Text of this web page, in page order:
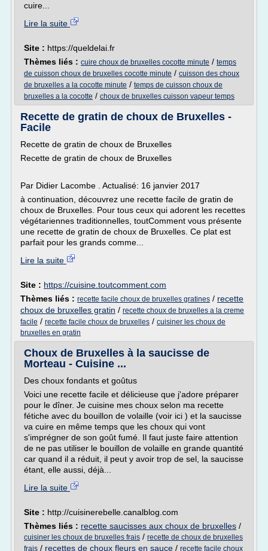
cuire...
Lire la suite
Site : https://queldelai.fr
Thèmes liés : cuire choux de bruxelles cocotte minute / temps
de cuisson choux de bruxelles cocotte minute / cuisson des choux
de bruxelles a la cocotte minute / temps de cuisson choux de
bruxelles a la cocotte / choux de bruxelles cuisson vapeur temps
Recette de gratin de choux de Bruxelles -
Facile
Recette de gratin de choux de Bruxelles
Recette de gratin de choux de Bruxelles
Par Didier Lacombe . Actualisé: 16 janvier 2017
à continuation, découvrez une recette facile de gratin de
choux de Bruxelles. Pour tous ceux qui adorent les recettes
végétariennes traditionnelles, toutComment vous présente
une recette de gratin de choux de Bruxelles. Ce plat est
parfait pour les grands comme...
Lire la suite
Site : https://cuisine.toutcomment.com
Thèmes liés : recette facile choux de bruxelles gratines / recette
choux de bruxelles gratin / recette choux de bruxelles a la creme
facile / recette facile choux de bruxelles / cuisiner les choux de
bruxelles en gratin
Choux de Bruxelles à la saucisse de
Morteau - Cuisine ...
Des choux fondants et goûtus
Voici une recette facile et délicieuse que j'adore préparer
pour le dîner. Je cuisine mes choux selon ma recette
fétiche avec du bouillon de volaille (voir ici ) et la saucisse
va cuire en même temps que les choux qui vont
s'imprégner de son goût fumé. Il faut juste faire attention
de ne pas utiliser le bouillon de volaille en grande quantité
car quand il a réduit, il peut y avoir trop de sel, la saucisse
étant, elle aussi, déjà...
Lire la suite
Site : http://cuisinerebelle.canalblog.com
Thèmes liés : recette saucisses aux choux de bruxelles /
cuisiner les choux de bruxelles frais / recette de choux de bruxelles
frais / recettes de choux fleurs en sauce / recette facile choux